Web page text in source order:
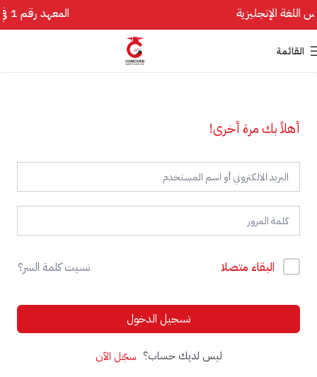
المعهد رقم 1 في تأسيس اللغة الإنجليزية
القائمة
أهلاً بك مرة أخرى!
البقاء متصلا نسيت كلمة السر؟
تسجيل الدخول
ليس لديك حساب؟ سجّل الآن